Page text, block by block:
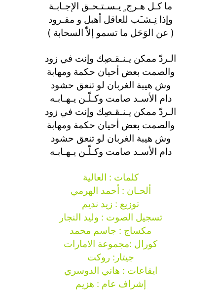
ما كـل هـرج ٍ يـسـتـحـق الإجـابـة
وإذا نِـشـَب للعاقل أهبل و مقـرود
( عن الوَحَل ما تسمو إلاّٰ السحابة )
الـردّ ممكن يـنـقـصِك وإنت في زود
والصمت بعض أحيان حكمة ومهابة
وش هيبة الغربان لو تنعق حشود
دام الأسـد صامت وكـلّـن يـهـابـه
الـردّ ممكن يـنـقـصِك وإنت في زود
والصمت بعض أحيان حكمة ومهابة
وش هيبة الغربان لو تنعق حشود
دام الأسـد صامت وكـلّـن يـهـابـه
كلمات : العالية
ألحـان : أحمد الهرمي
توزيع : زيد نديم
تسجيل الصوت : وليد النجار
مكساج : جاسم محمد
كورال :مجموعة الامارات
جيتار: روكت
ايقاعات : هاني الدوسري
إشراف عام : هزيم